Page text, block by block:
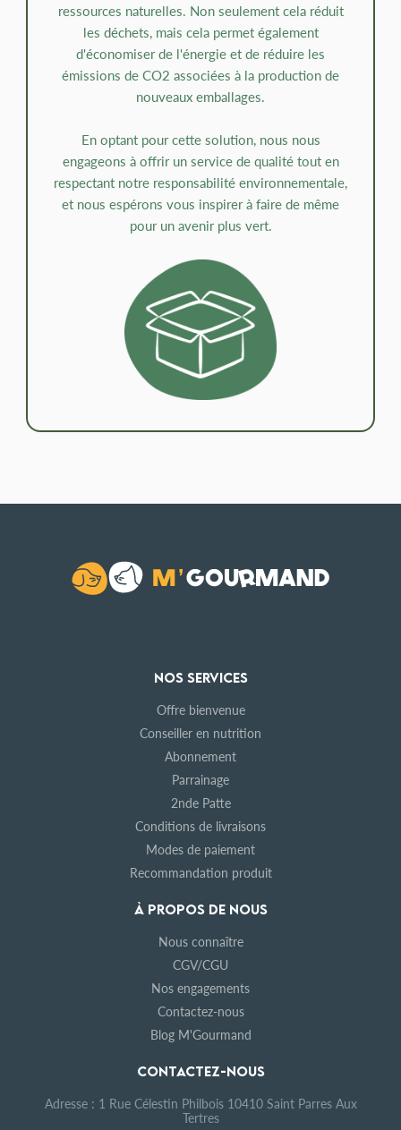
ressources naturelles. Non seulement cela réduit
les déchets, mais cela permet également
d'économiser de l'énergie et de réduire les
émissions de CO2 associées à la production de
nouveaux emballages.
En optant pour cette solution, nous nous
engageons à offrir un service de qualité tout en
respectant notre responsabilité environnementale,
et nous espérons vous inspirer à faire de même
pour un avenir plus vert.
NOS SERVICES
Offre bienvenue
Conseiller en nutrition
Abonnement
Parrainage
2nde Patte
Conditions de livraisons
Modes de paiement
Recommandation produit
À PROPOS DE NOUS
Nous connaître
CGV/CGU
Nos engagements
Contactez-nous
Blog M'Gourmand
CONTACTEZ-NOUS
Adresse : 1 Rue Célestin Philbois 10410 Saint Parres Aux
Tertres